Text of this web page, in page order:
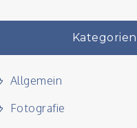
Kategorien
Allgemein
Fotografie